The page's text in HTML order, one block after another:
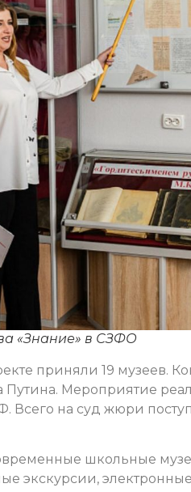
«Знание» в СЗФО
приняли 19 музеев.
Мероприятие
на суд жюри
школьные
экскурсии,